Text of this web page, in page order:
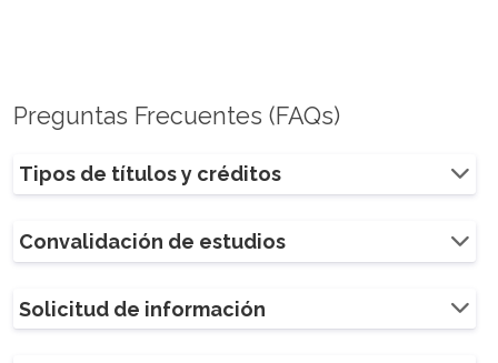
Preguntas Frecuentes (FAQs)
Tipos de títulos y créditos
Convalidación de estudios
Solicitud de información